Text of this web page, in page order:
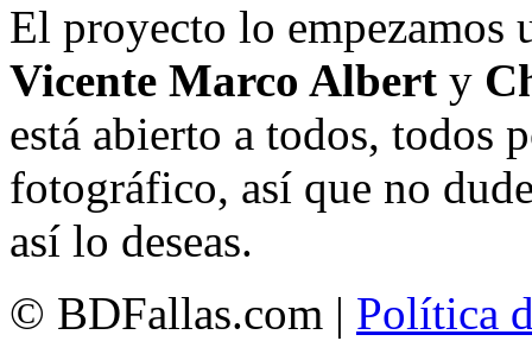
El proyecto lo empezamos
Vicente Marco Albert y
está abierto a todos, todos
fotográfico, así que no
así lo deseas.
© BDFallas.com | Política